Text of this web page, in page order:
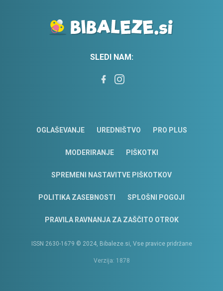
SLEDI NAM:
OGLAŠEVANJE UREDNIŠTVO PRO PLUS
MODERIRANJE PIŠKOTKI
SPREMENI NASTAVITVE PIŠKOTKOV
POLITIKA ZASEBNOSTI SPLOŠNI POGOJI
PRAVILA RAVNANJA ZA ZAŠČITO OTROK
ISSN 2630-1679 © 2024, Bibaleze.si, Vse pravice pridržane
Verzija: 1878